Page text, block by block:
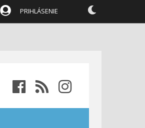
PRIHLÁSENIE